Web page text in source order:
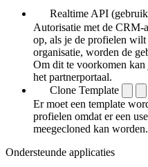
Realtime API
Autorisatie met de CRM-
op, als je de profielen wilt
organisatie, worden de
Om dit te voorkomen kan
het partnerportaal.
Clone Template
Er moet een template
profielen omdat er een
meegecloned kan worden.
Ondersteunde applicaties